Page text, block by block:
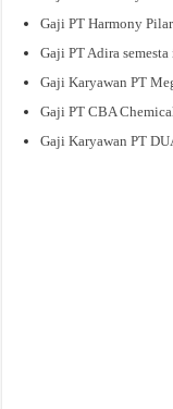
Gaji PT Harmony
Gaji PT Adira
Gaji Karyawan PT
Gaji PT CBA
Gaji Karyawan PT